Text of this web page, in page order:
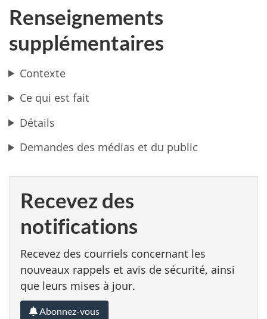
Renseignements
supplémentaires
Contexte
Ce qui est fait
Détails
Demandes des médias et du public
Recevez des
notifications
Recevez des courriels concernant les
nouveaux rappels et avis de sécurité, ainsi
que leurs mises à jour.
Abonnez-vous